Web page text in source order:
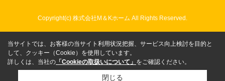
Copyright(c) 株式会社M＆Kホーム All Rights Reserved.
当サイトでは、お客様の当サイト利用状況把握、サービス向上検討を目的と
して、クッキー（Cookie）を使用しています。
詳しくは、当社の 「Cookieの取扱いについて」 をご確認ください。
閉じる